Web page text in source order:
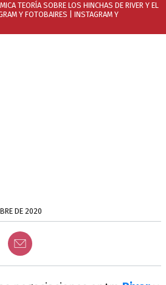
TEORÍA SOBRE LOS HINCHAS DE RIVER Y EL
Y FOTOBAIRES | INSTAGRAM Y
DE 2020